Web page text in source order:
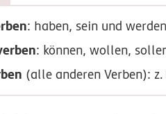
: haben, sein und werden
: können, wollen,
(alle anderen Verben): z.